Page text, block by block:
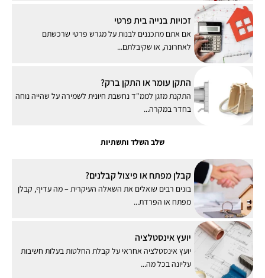
זכויות בנייה בית פרטי
אם אתם מתכננים לבנות על מגרש פרטי שרכשתם
לאחרונה, או שקיבלתם...
התקן עומר או התקן ברק?
התקנת מזגן לממ"ד נחשבת חיונית לשמירה על שהייה נוחה
בחדר במקרה...
שלב השלד ותשתיות
קבלן מפתח או פיצול קבלנים?
בונים רבים שואלים את השאלה העיקרית – מה עדיף, קבלן
מפתח או הפרדת...
יועץ אינסטלציה
יועץ אינסטלציה אחראי על קבלת החלטות בעלות חשיבות
עליונה בכל מה...